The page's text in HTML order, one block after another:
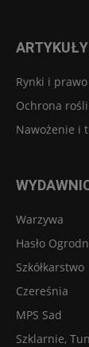
Rynki i prawo
Ochrona
Nawożenie i
Warzywa
Hasło
Szkółkarstwo
Czereśnia
MPS Sad
Szklarnie,